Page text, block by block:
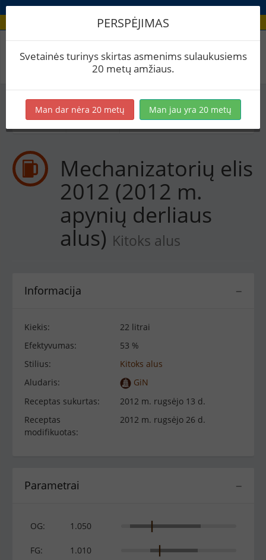
Receptas / Mechanizatorių elis 2012 (2012 m.
apynių derliaus alus)
Į skaičiuoklę Eksportuoti į PDF
Spausdinti etiketes
Mechanizatorių elis
2012 (2012 m.
apynių derliaus
alus) Kitoks alus
−
Informacija
Kiekis:
22 litrai
Efektyvumas:
53 %
Stilius:
Kitoks alus
Aludaris:
GiN
Receptas sukurtas:
2012 m. rugsėjo 13 d.
Receptas
modifikuotas:
2012 m. rugsėjo 26 d.
−
Parametrai
OG: 1.050
FG: 1.010
PERSPĖJIMAS
Svetainės turinys skirtas asmenims sulaukusiems
20 metų amžiaus.
Man dar nėra 20 metų Man jau yra 20 metų